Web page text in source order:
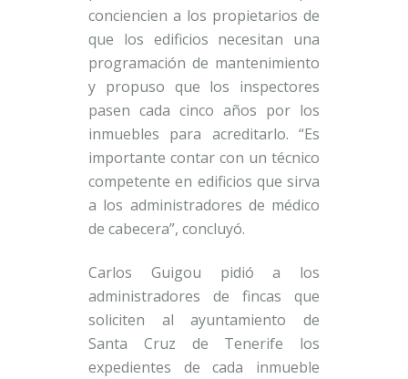
conciencien a los propietarios de
que los edificios necesitan una
programación de mantenimiento
y propuso que los inspectores
pasen cada cinco años por los
inmuebles para acreditarlo. “Es
importante contar con un técnico
competente en edificios que sirva
a los administradores de médico
de cabecera”, concluyó.
Carlos Guigou pidió a los
administradores de fincas que
soliciten al ayuntamiento de
Santa Cruz de Tenerife los
expedientes de cada inmueble